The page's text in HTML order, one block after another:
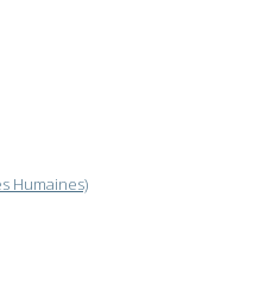
Humaines)